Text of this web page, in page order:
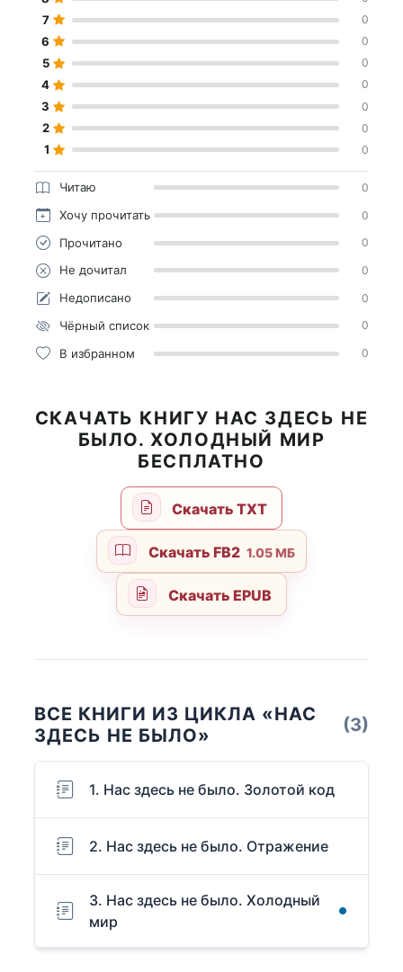
7 0
6 0
5 0
4 0
3 0
2 0
1 0
Читаю 0
Хочу прочитать 0
Прочитано 0
Не дочитал 0
Недописано 0
Чёрный список 0
В избранном 0
СКАЧАТЬ КНИГУ НАС ЗДЕСЬ НЕ
БЫЛО. ХОЛОДНЫЙ МИР
БЕСПЛАТНО
Скачать TXT
Скачать FB2 1.05 МБ
Скачать EPUB
ВСЕ КНИГИ ИЗ ЦИКЛА «НАС
ЗДЕСЬ НЕ БЫЛО»
(3)
1. Нас здесь не было. Золотой код
2. Нас здесь не было. Отражение
3. Нас здесь не было. Холодный
мир